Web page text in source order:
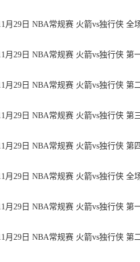
月29日 NBA常规赛 火箭vs独行侠 全
月29日 NBA常规赛 火箭vs独行侠 第
月29日 NBA常规赛 火箭vs独行侠 第
月29日 NBA常规赛 火箭vs独行侠 第
月29日 NBA常规赛 火箭vs独行侠 第
月29日 NBA常规赛 火箭vs独行侠 全
月29日 NBA常规赛 火箭vs独行侠 第
月29日 NBA常规赛 火箭vs独行侠 第